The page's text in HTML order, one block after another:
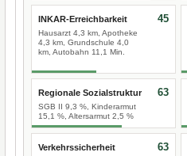
INKAR-Erreichbarkeit
Hausarzt 4,3 km, Apotheke
4,3 km, Grundschule 4,0
km, Autobahn 11,1 Min.
45
Regionale Sozialstruktur
SGB II 9,3 %, Kinderarmut
15,1 %, Altersarmut 2,5 %
63
Verkehrssicherheit 63